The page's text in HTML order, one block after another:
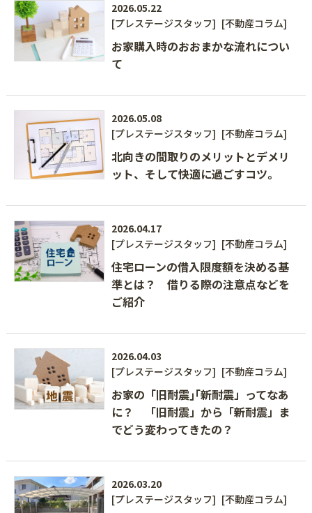
2026.05.22
[プレステージスタッフ] [不動産コラム]
お家購入時のおおまかな流れについ
て
2026.05.08
[プレステージスタッフ] [不動産コラム]
北向きの間取りのメリットとデメリ
ット、そして快適に過ごすコツ。
2026.04.17
[プレステージスタッフ] [不動産コラム]
住宅ローンの借入限度額を決める基
準とは？ 借りる際の注意点などを
ご紹介
2026.04.03
[プレステージスタッフ] [不動産コラム]
お家の「旧耐震｣｢新耐震」ってなあ
に？ 「旧耐震」から「新耐震」ま
でどう変わってきたの？
2026.03.20
[プレステージスタッフ] [不動産コラム]